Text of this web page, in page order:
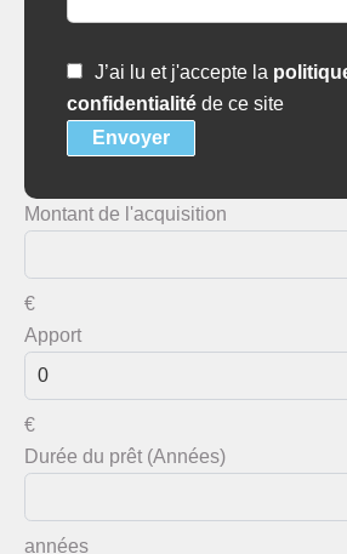
J’ai lu et j'accepte la
confidentialité de ce site
Envoyer
Montant de l'acquisition
€
Apport
€
Durée du prêt (Années)
années